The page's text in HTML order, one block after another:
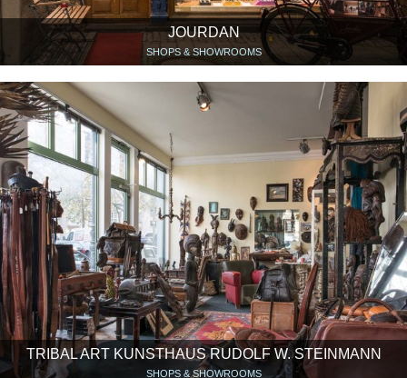
JOURDAN
SHOPS & SHOWROOMS
TRIBAL ART KUNSTHAUS RUDOLF W. STEINMANN
SHOPS & SHOWROOMS